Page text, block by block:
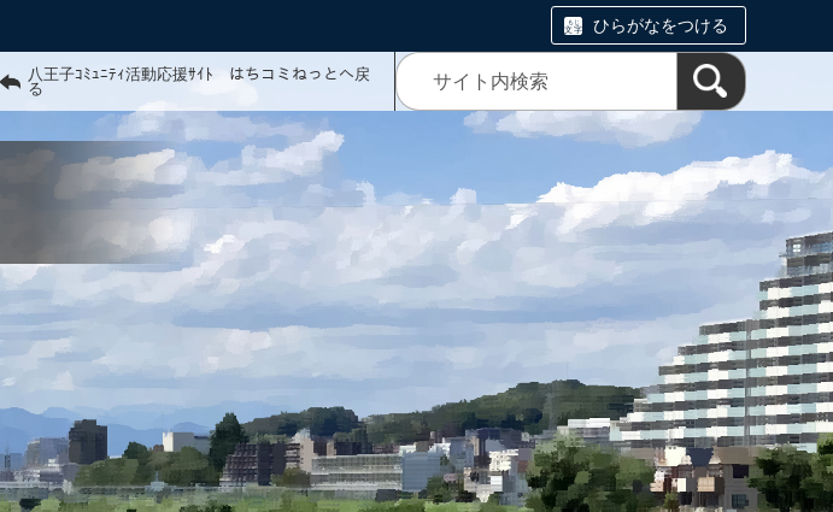
ひらがなをつける
八王子ｺﾐｭﾆﾃｨ活動応援ｻｲﾄ はちコミねっとへ戻
る